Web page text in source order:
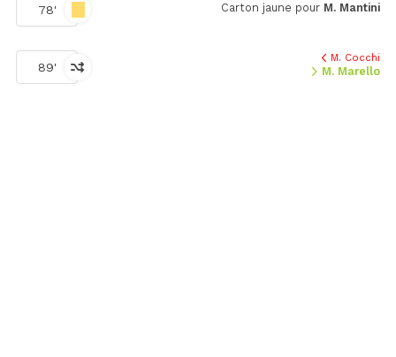
78' Carton jaune pour M. Mantini
89'
M. Cocchi
M. Marello